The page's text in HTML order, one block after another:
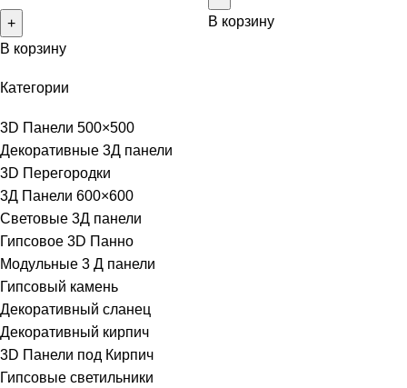
Категории
3D Панели 500×500
Декоративные 3Д панели
3D Перегородки
3Д Панели 600×600
Световые 3Д панели
Гипсовое 3D Панно
Модульные 3 Д панели
Гипсовый камень
Декоративный сланец
Декоративный кирпич
3D Панели под Кирпич
Гипсовые светильники
В корзину
В корзину